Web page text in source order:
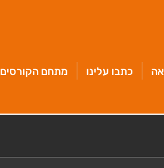
כתבו עלינו מתחם הקורסים